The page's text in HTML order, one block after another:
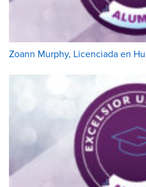
Zoann Murphy, Licenciada en